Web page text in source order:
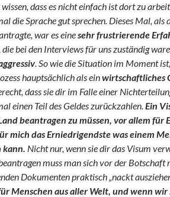
dass es nicht einfach ist dort zu
die Sprache gut sprechen. Dieses Mal, als
war es einesehr frustrierende
die bei den Interviews für uns zuständig
. So wie die Situation im Moment
hauptsächlich als einwirtschaftliches
dass sie dir im Falle einer
einen Teil des Geldes zurückzahlen.Ein
beantragen zu müssen, vor allem für
mich das Erniedrigendste was einem
kann. Nicht nur, wenn sie dir das Visum
muss man sich vor der Botschaft
Dokumenten praktisch „nackt
Menschen aus aller Welt, und wenn wir